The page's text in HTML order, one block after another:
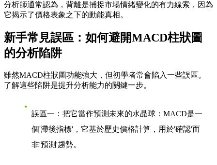
分析師通常認為，背離是捕捉市場情緒變化的有力線索，因為
它揭示了價格表象之下的動能真相。
新手常見誤區：如何避開MACD柱狀圖
的分析陷阱
雖然MACD柱狀圖功能強大，但初學者常會陷入一些誤區。
了解這些陷阱是提升分析能力的關鍵一步。
誤區一：把它當作預測未來的水晶球 ：MACD是一
個'滯後指標'，它基於歷史價格計算，用於'確認'而
非'預測'趨勢。